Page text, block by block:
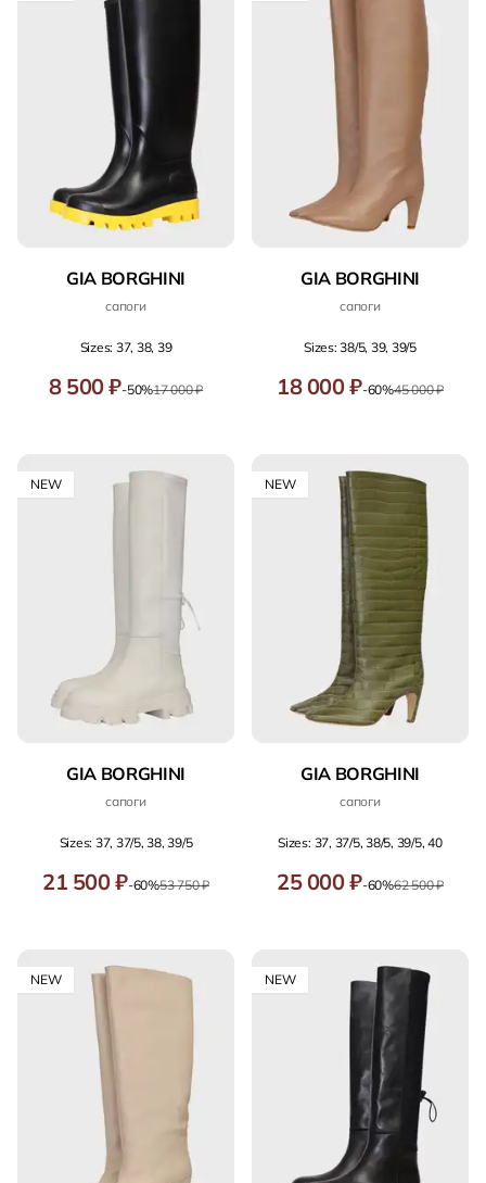
GIA BORGHINI
сапоги
Sizes: 37, 38, 39
8 500 ₽-50%17 000 ₽
GIA BORGHINI
сапоги
Sizes: 38/5, 39, 39/5
18 000 ₽-60%45 000 ₽
NEW
GIA BORGHINI
сапоги
Sizes: 37, 37/5, 38, 39/5
21 500 ₽-60%53 750 ₽
NEW
GIA BORGHINI
сапоги
Sizes: 37, 37/5, 38/5, 39/5, 40
25 000 ₽-60%62 500 ₽
NEW NEW